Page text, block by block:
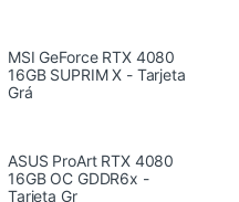
MSI GeForce RTX 4080
16GB SUPRIM X - Tarjeta
Grá
ASUS ProArt RTX 4080
16GB OC GDDR6x -
Tarjeta Gr